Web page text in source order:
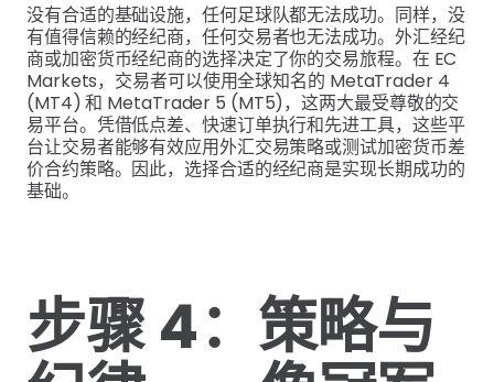
没有合适的基础设施，任何足球队都无法成功。同样，没
有值得信赖的经纪商，任何交易者也无法成功。外汇经纪
商或加密货币经纪商的选择决定了你的交易旅程。在 EC
Markets，交易者可以使用全球知名的 MetaTrader 4
(MT4) 和 MetaTrader 5 (MT5)，这两大最受尊敬的交
易平台。凭借低点差、快速订单执行和先进工具，这些平
台让交易者能够有效应用外汇交易策略或测试加密货币差
价合约策略。因此，选择合适的经纪商是实现长期成功的
基础。
步骤 4：策略与